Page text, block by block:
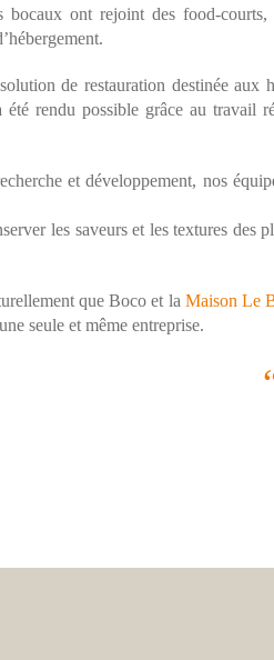
ont rejoint des food-courts,
de restauration destinée aux
rendu possible grâce au travail
et développement, nos
les saveurs et les textures des
que Boco et la Maison Le
seule et même entreprise.